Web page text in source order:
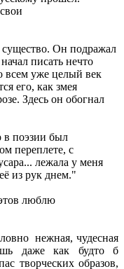
существо. Он подражал
писать нечто
всем уже целый век
его, как змея
Здесь он обогнал
в поэзии был
переплете, с
лежала у меня
из рук днем."
люблю
нежная, чудесная
даже как будто б
творческих образов,